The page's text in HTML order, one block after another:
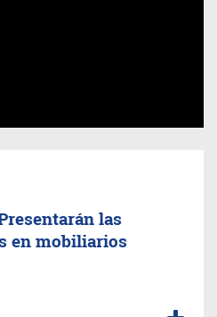
las
en mobiliarios